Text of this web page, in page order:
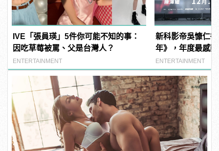
IVE「張員瑛」5件你可能不知的事：
因吃草莓被罵、父是台灣人？
ENTERTAINMENT
新科影帝吳慷仁
年》，年度最感
ENTERTAINMENT